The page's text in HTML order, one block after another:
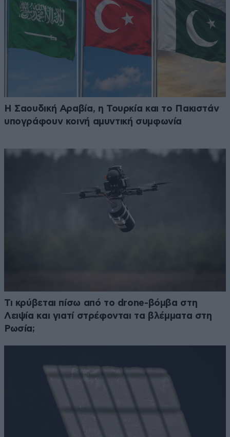
Η Σαουδική Αραβία, η Τουρκία και το Πακιστάν
υπογράφουν κοινή αμυντική συμφωνία
Τι κρύβεται πίσω από το drone-βόμβα στη
Λειψία και γιατί στρέφονται τα βλέμματα στη
Ρωσία;